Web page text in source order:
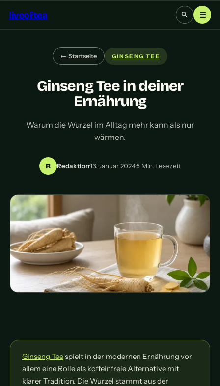
liveoftea ☰
← Startseite GINSENG TEE
Ginseng Tee in deiner
Ernährung
Warum die Wurzel im Alltag mehr kann als nur
wärmen.
R Redaktion·13. Januar 2024·5 Min. Lesezeit
Ginseng Teespielt in der modernen Ernährung vor
allem eine Rolle als koffeinfreie Alternative mit
klarer Tradition. Die Wurzel stammt aus der